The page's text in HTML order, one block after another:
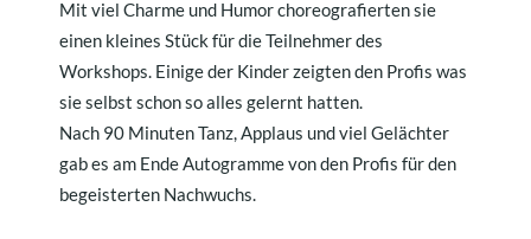
Mit viel Charme und Humor choreografierten sie
einen kleines Stück für die Teilnehmer des
Workshops. Einige der Kinder zeigten den Profis was
sie selbst schon so alles gelernt hatten.
Nach 90 Minuten Tanz, Applaus und viel Gelächter
gab es am Ende Autogramme von den Profis für den
begeisterten Nachwuchs.